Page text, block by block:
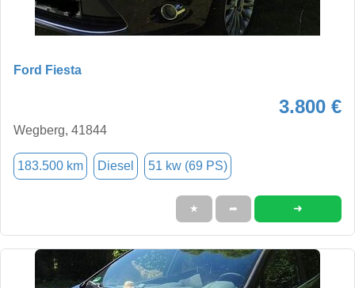
Ford Fiesta
3.800 €
Wegberg, 41844
183.500 km Diesel 51 kw (69 PS)
★ ➦ ➜